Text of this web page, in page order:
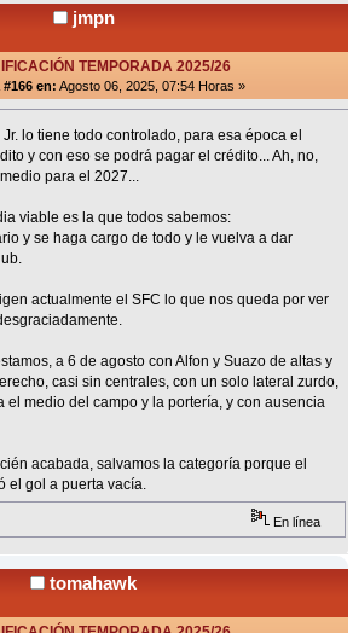
jmpn
TEMPORADA 2025/26
en: Agosto 06, 2025, 07:54 Horas »
lo tiene todo controlado, para esa época el
y con eso se podrá pagar el crédito... Ah, no,
para el 2027...
viable es la que todos sabemos:
y se haga cargo de todo y le vuelva a dar
actualmente el SFC lo que nos queda por ver
a 6 de agosto con Alfon y Suazo de altas y
casi sin centrales, con un solo lateral zurdo,
el medio del campo y la portería, y con ausencia
acabada, salvamos la categoría porque el
el gol a puerta vacía.
En línea
tomahawk